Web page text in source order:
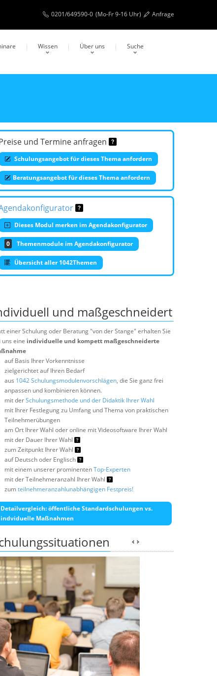
0201/649590-0 (Mo-Fr 9-16 Uhr) Anfrage
Wissen Über uns Suche
und Termine anfragen
Schulungsangebot für dieses Thema anfordern
Beratungsangebot für dieses Thema anfordern
Dieses Modul merken im Agendakonfigurator
0 Themenmodule im Agendakonfigurator
Übersicht aller 1042Themen
und maßgeschneidert
einer Schulung oder Beratung "von der Stange" erhalten Sie
uns eine individuelle und kompett maßgeschneiderte
auf Basis Ihrer Vorkenntnisse
zielgerichtet auf Ihren Bedarf
aus 1042 Schulungsmodulenvorschlägen, die Sie ganz frei
anpassen und kombinieren können.
mit derSchulungsmethode und der Didaktik Ihrer Wahl
mit Ihrer Festlegung zu Umfang und Thema von praktischen
Teilnehmerübungen
am Ort Ihrer Wahl oder online mit Videosoftware Ihrer Wahl
mit der Dauer Ihrer Wahl
zum Zeitpunkt Ihrer Wahl
auf Deutsch oder Englisch
mit einem unserer prominentenTop-Experten
mit der Teilnehmeranzahl Ihrer Wahl
zumteilnehmeranzahlunabhängigen Festpreis!
Detailvergleich: öffentliche Standardschulungen vs.
indviduelle Maßnahmen